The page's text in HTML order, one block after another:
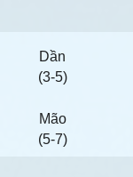
Dần
(3-5)
Mão
(5-7)